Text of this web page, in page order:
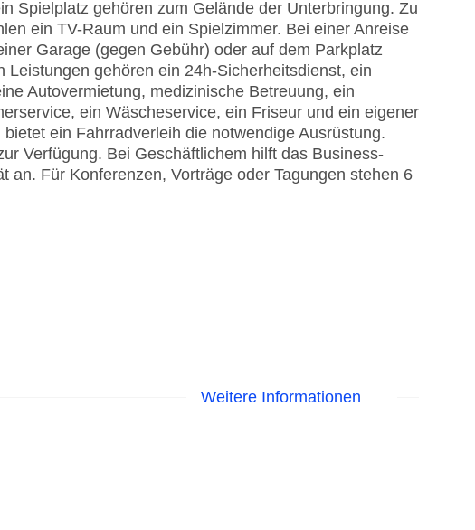
Spielplatz gehören zum Gelände der Unterbringung. Zu
ein TV-Raum und ein Spielzimmer. Bei einer Anreise
Garage (gegen Gebühr) oder auf dem Parkplatz
gehören ein 24h-Sicherheitsdienst, ein
Autovermietung, medizinische Betreuung, ein
ein Wäscheservice, ein Friseur und ein eigener
ein Fahrradverleih die notwendige Ausrüstung.
Verfügung. Bei Geschäftlichem hilft das Business-
an. Für Konferenzen, Vorträge oder Tagungen stehen 6
Weitere Informationen